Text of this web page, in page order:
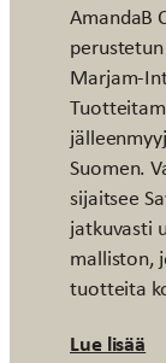
AmandaB
Marjam-
Suomen.
sijaitsee
jatkuvasti
malliston,
tuotteita
Lue lisää